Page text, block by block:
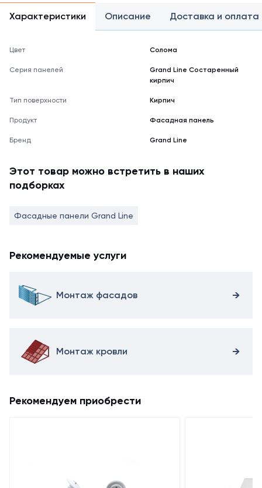
Характеристики Описание Доставка и оплата
Цвет Солома
Серия панелей
Grand Line Состаренный
кирпич
Тип поверхности Кирпич
Продукт Фасадная панель
Бренд Grand Line
Этот товар можно встретить в наших
подборках
Фасадные панели Grand Line
Рекомендуемые услуги
Монтаж фасадов
Монтаж кровли
Рекомендуем приобрести